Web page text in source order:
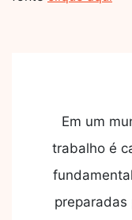
Em um
trabalho é
preparadas